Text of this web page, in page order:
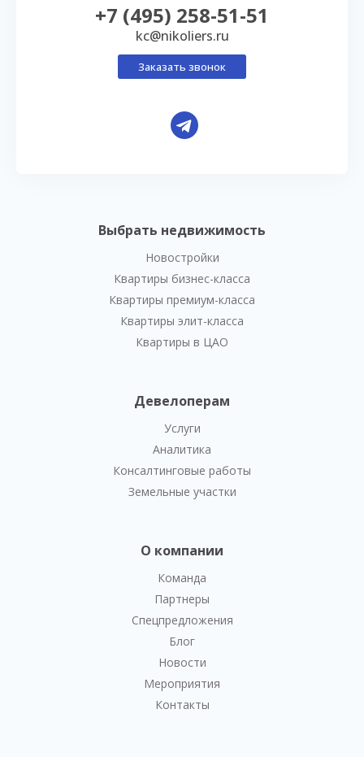
Выбрать недвижимость
Новостройки
Квартиры бизнес-класса
Квартиры премиум-класса
Квартиры элит-класса
Квартиры в ЦАО
Девелоперам
Услуги
Аналитика
Консалтинговые работы
Земельные участки
О компании
Команда
Партнеры
Спецпредложения
Блог
Новости
Мероприятия
Контакты
+7 (495) 258-51-51
kc@nikoliers.ru
Заказать звонок